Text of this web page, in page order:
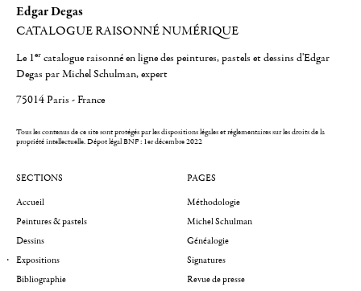
Edgar Degas
CATALOGUE RAISONNÉ NUMÉRIQUE
Le 1er catalogue raisonné en ligne des peintures, pastels et dessins d'Edgar
Degas par Michel Schulman, expert
75014 Paris - France
Tous les contenus de ce site sont protégés par les dispositions légales et réglementaires sur les droits de la
propriété intellectuelle.Dépot légal BNF : 1er décembre 2022
SECTIONS
Accueil
Peintures & pastels
Dessins
Expositions
Bibliographie
PAGES
Méthodologie
Michel Schulman
Généalogie
Signatures
Revue de presse